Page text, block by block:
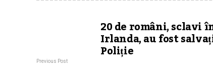
20 de români, sclavi
Irlanda, au fost
Poliție
Previous Post